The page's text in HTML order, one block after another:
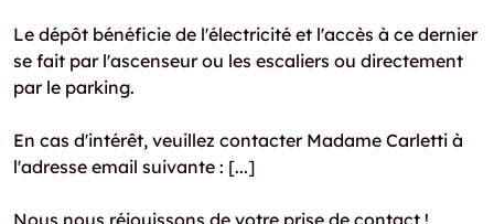
Le dépôt bénéficie de l'électricité et l'accès à ce dernier
se fait par l'ascenseur ou les escaliers ou directement
par le parking.
En cas d'intérêt, veuillez contacter Madame Carletti à
l'adresse email suivante : [...]
Nous nous réjouissons de votre prise de contact !